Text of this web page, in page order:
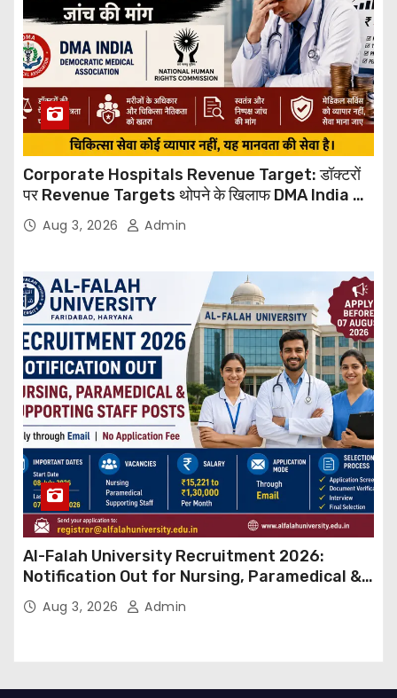
Corporate Hospitals Revenue Target: डॉक्टरों
पर Revenue Targets थोपने के खिलाफ DMA India का
बड़ा कदम, NHRC से Suo Motu जांच की मांग
Aug 3, 2026 Admin
Al-Falah University Recruitment 2026:
Notification Out for Nursing, Paramedical &
Supporting Staff Posts, Apply Through Email
Aug 3, 2026 Admin